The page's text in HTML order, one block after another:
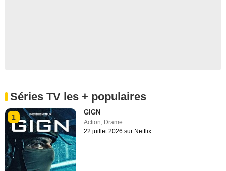
Séries TV les + populaires
1
GIGN
Action, Drame
22 juillet 2026 sur Netflix